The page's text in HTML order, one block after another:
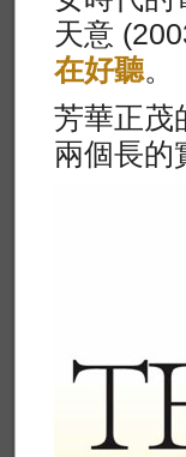
天意
在好聽。
芳華正茂
兩個長的